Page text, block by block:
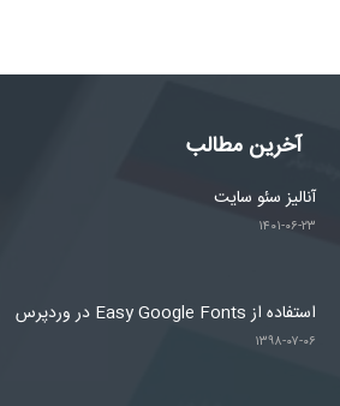
آخرین مطالب
آنالیز سئو سایت
۱۴۰۱-۰۶-۲۳
استفاده از Easy Google Fonts در وردپرس
۱۳۹۸-۰۷-۰۶